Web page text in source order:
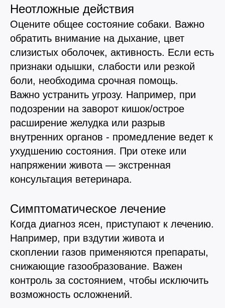
Неотложные действия
Оцените общее состояние собаки. Важно
обратить внимание на дыхание, цвет
слизистых оболочек, активность. Если есть
признаки одышки, слабости или резкой
боли, необходима срочная помощь.
Важно устранить угрозу. Например, при
подозрении на заворот кишок/острое
расширение желудка или разрыв
внутренних органов - промедление ведет к
ухудшению состояния. При отеке или
напряжении живота — экстренная
консультация ветеринара.
Симптоматическое лечение
Когда диагноз ясен, приступают к лечению.
Например, при вздутии живота и
скоплении газов применяются препараты,
снижающие газообразование. Важен
контроль за состоянием, чтобы исключить
возможность осложнений.